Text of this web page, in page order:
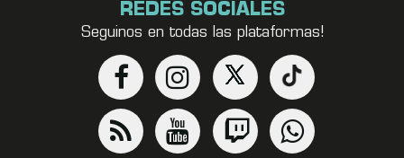
REDES SOCIALES
Seguinos en todas las plataformas!